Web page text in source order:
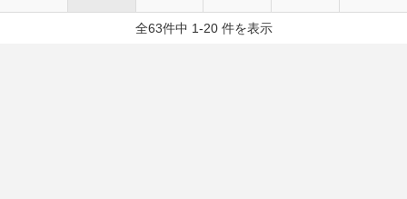
全63件中 1-20 件を表示